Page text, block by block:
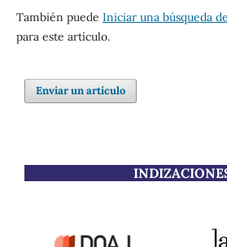
También puede Iniciar una búsqueda
para este artículo.
Enviar un artículo